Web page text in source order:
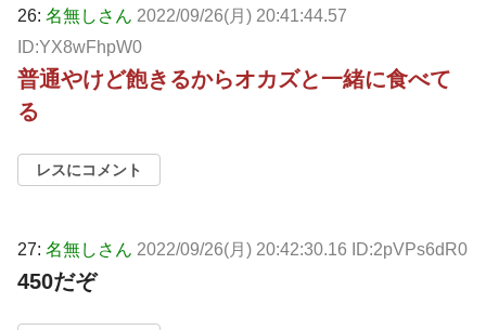
26: 名無しさん 2022/09/26(月) 20:41:44.57
ID:YX8wFhpW0
普通やけど飽きるからオカズと一緒に食べて
る
レスにコメント
27: 名無しさん 2022/09/26(月) 20:42:30.16 ID:2pVPs6dR0
450だぞ